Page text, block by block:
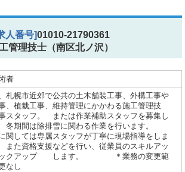
人番号]01010-21790361
管理技士（南区北ノ沢）
者
札幌市近郊で公共の土木舗装工事、外構工事や
、植栽工事、維持管理にかかわる施工管理技
スタッフ。 または作業補助スタッフを募集し
冬期間は除排雪に関わる作業を行います。
関しては専属スタッフが丁寧に現場指導をしま
た資格支援などを行い、従業員のスキルアッ
ックアップ します。 ＊業務の変更範
なし